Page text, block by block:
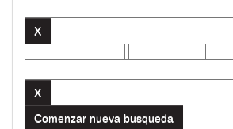
Comenzar nueva busqueda